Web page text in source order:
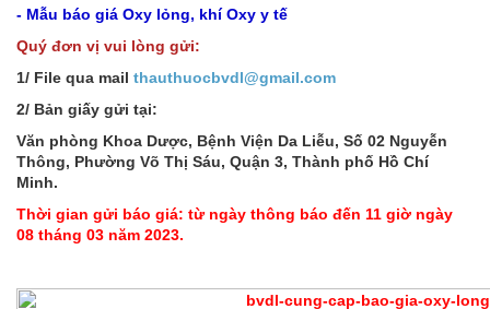
- Mẫu báo giá Oxy lỏng, khí Oxy y tế
Quý đơn vị vui lòng gửi:
1/ File qua mail thauthuocbvdl@gmail.com
2/ Bản giấy gửi tại:
Văn phòng Khoa Dược, Bệnh Viện Da Liễu, Số 02 Nguyễn
Thông, Phường Võ Thị Sáu, Quận 3, Thành phố Hồ Chí
Minh.
Thời gian gửi báo giá: từ ngày thông báo đến 11 giờ ngày
08 tháng 03 năm 2023.